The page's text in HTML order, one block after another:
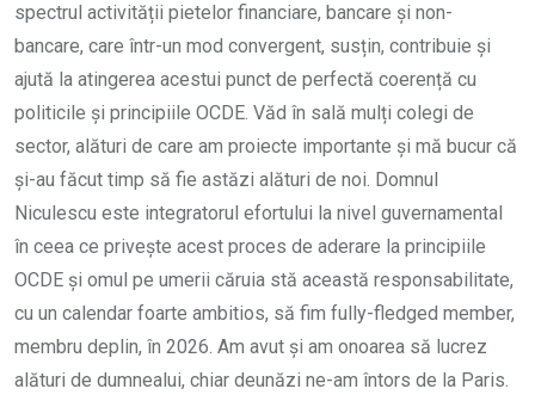
spectrul activității pietelor financiare, bancare și non-
bancare, care într-un mod convergent, susțin, contribuie și
ajută la atingerea acestui punct de perfectă coerență cu
politicile și principiile OCDE. Văd în sală mulți colegi de
sector, alături de care am proiecte importante și mă bucur că
și-au făcut timp să fie astăzi alături de noi. Domnul
Niculescu este integratorul efortului la nivel guvernamental
în ceea ce privește acest proces de aderare la principiile
OCDE și omul pe umerii căruia stă această responsabilitate,
cu un calendar foarte ambitios, să fim fully-fledged member,
membru deplin, în 2026. Am avut și am onoarea să lucrez
alături de dumnealui, chiar deunăzi ne-am întors de la Paris.